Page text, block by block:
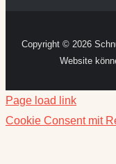
Copyright © 2026
Website
Page load link
Cookie Consent mit